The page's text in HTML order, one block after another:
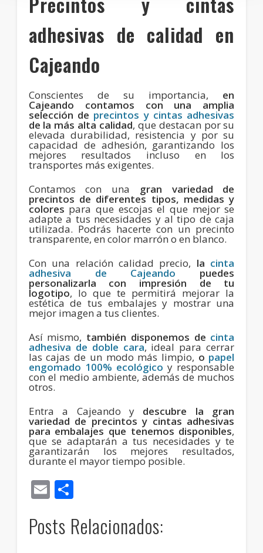
adhesivas de calidad en
Cajeando
Conscientes de su importancia, en
Cajeando contamos con una amplia
selección de precintos y cintas adhesivas
de la más alta calidad, que destacan por su
elevada durabilidad, resistencia y por su
capacidad de adhesión, garantizando los
mejores resultados incluso en los
transportes más exigentes.
Contamos con una gran variedad de
precintos de diferentes tipos, medidas y
colores para que escojas el que mejor se
adapte a tus necesidades y al tipo de caja
utilizada. Podrás hacerte con un precinto
transparente, en color marrón o en blanco.
Con una relación calidad precio, la cinta
adhesiva de Cajeando puedes
personalizarla con impresión de tu
logotipo, lo que te permitirá mejorar la
estética de tus embalajes y mostrar una
mejor imagen a tus clientes.
Así mismo, también disponemos de cinta
adhesiva de doble cara, ideal para cerrar
las cajas de un modo más limpio, o papel
engomado 100% ecológico y responsable
con el medio ambiente, además de muchos
otros.
Entra a Cajeando y descubre la gran
variedad de precintos y cintas adhesivas
para embalajes que tenemos disponibles,
que se adaptarán a tus necesidades y te
garantizarán los mejores resultados,
durante el mayor tiempo posible.
EmailCompartir
Posts Relacionados: